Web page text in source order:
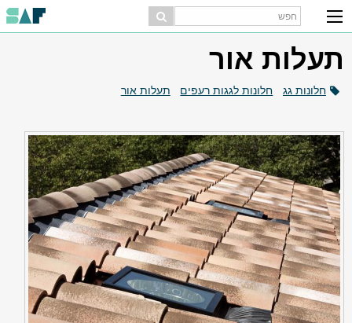
תעלות אור
חלונות גג חלונות לגגות רעפים תעלות אור